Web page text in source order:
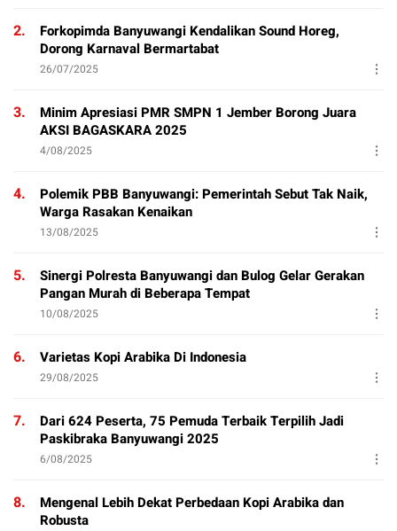
2.
Forkopimda Banyuwangi Kendalikan Sound Horeg,
Dorong Karnaval Bermartabat
26/07/2025
3.
Minim Apresiasi PMR SMPN 1 Jember Borong Juara
AKSI BAGASKARA 2025
4/08/2025
4.
Polemik PBB Banyuwangi: Pemerintah Sebut Tak Naik,
Warga Rasakan Kenaikan
13/08/2025
5.
Sinergi Polresta Banyuwangi dan Bulog Gelar Gerakan
Pangan Murah di Beberapa Tempat
10/08/2025
6. Varietas Kopi Arabika Di Indonesia
29/08/2025
7.
Dari 624 Peserta, 75 Pemuda Terbaik Terpilih Jadi
Paskibraka Banyuwangi 2025
6/08/2025
8.
Mengenal Lebih Dekat Perbedaan Kopi Arabika dan
Robusta